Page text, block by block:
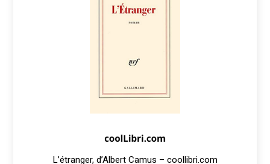
L’étranger, d’Albert Camus – coollibri.com